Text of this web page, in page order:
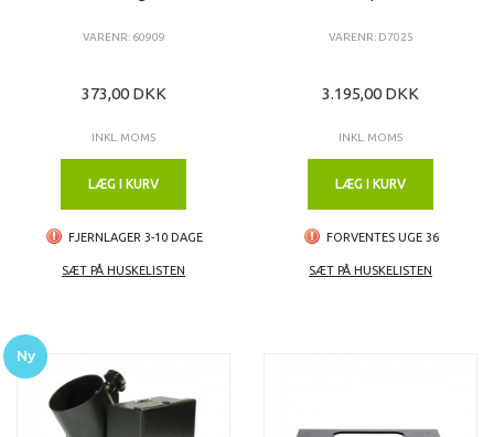
VARENR: 60909
373,00 DKK
INKL. MOMS
LÆG I KURV
FJERNLAGER 3-10 DAGE
SÆT PÅ HUSKELISTEN
VARENR: D7025
3.195,00 DKK
INKL. MOMS
LÆG I KURV
FORVENTES UGE 36
SÆT PÅ HUSKELISTEN
Ny